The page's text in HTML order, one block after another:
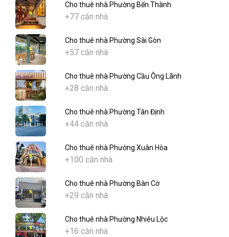
Cho thuê nhà Phường Bến Thành
+77 căn nhà
Cho thuê nhà Phường Sài Gòn
+57 căn nhà
Cho thuê nhà Phường Cầu Ông Lãnh
+28 căn nhà
Cho thuê nhà Phường Tân Định
+44 căn nhà
Cho thuê nhà Phường Xuân Hòa
+100 căn nhà
Cho thuê nhà Phường Bàn Cờ
+29 căn nhà
Cho thuê nhà Phường Nhiêu Lộc
+16 căn nhà